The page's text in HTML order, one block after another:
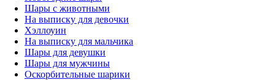
Шары с животными
На выписку для девочки
Хэллоуин
На выписку для мальчика
Шары для девушки
Шары для мужчины
Оскорбительные шарики